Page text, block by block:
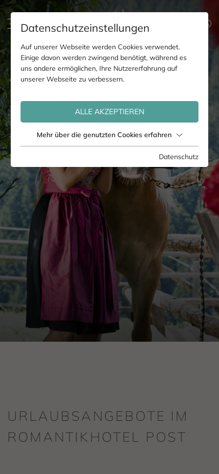
URLAUBSANGEBOTE IM
ROMANTIKHOTEL POST
Datenschutzeinstellungen
Auf unserer Webseite werden Cookies verwendet.
Einige davon werden zwingend benötigt, während es
uns andere ermöglichen, Ihre Nutzererfahrung auf
unserer Webseite zu verbessern.
ALLE AKZEPTIEREN
Mehr über die genutzten Cookies erfahren
Datenschutz